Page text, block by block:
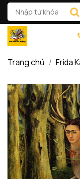
Trang chủ Frida